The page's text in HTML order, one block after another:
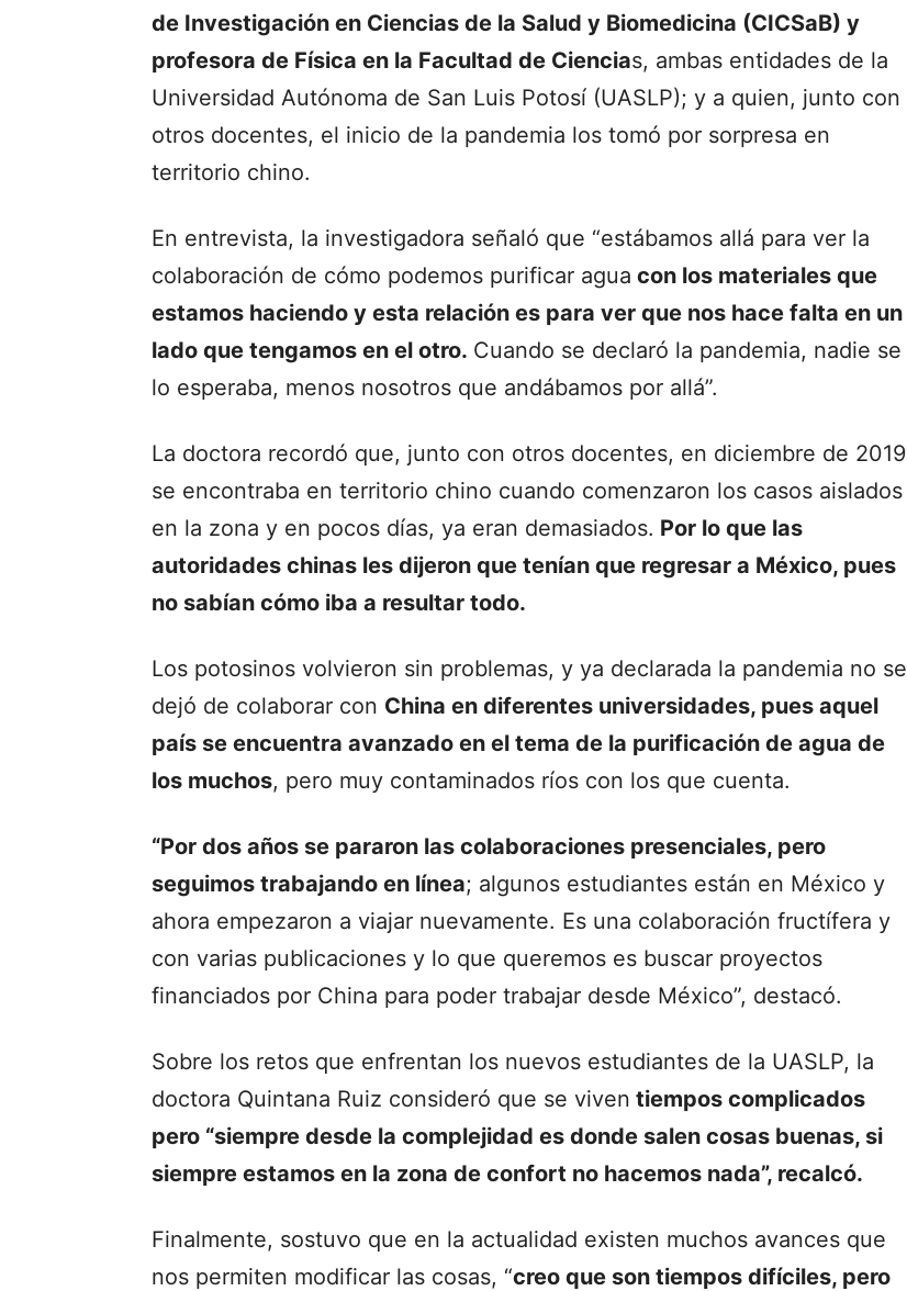
de Investigación en Ciencias de la Salud y Biomedicina (CICSaB) y
profesora de Física en la Facultad de Ciencias, ambas entidades de la
Universidad Autónoma de San Luis Potosí (UASLP); y a quien, junto con
otros docentes, el inicio de la pandemia los tomó por sorpresa en
territorio chino.
En entrevista, la investigadora señaló que “estábamos allá para ver la
colaboración de cómo podemos purificar agua con los materiales que
estamos haciendo y esta relación es para ver que nos hace falta en un
lado que tengamos en el otro. Cuando se declaró la pandemia, nadie se
lo esperaba, menos nosotros que andábamos por allá”.
La doctora recordó que, junto con otros docentes, en diciembre de 2019
se encontraba en territorio chino cuando comenzaron los casos aislados
en la zona y en pocos días, ya eran demasiados. Por lo que las
autoridades chinas les dijeron que tenían que regresar a México, pues
no sabían cómo iba a resultar todo.
Los potosinos volvieron sin problemas, y ya declarada la pandemia no se
dejó de colaborar con China en diferentes universidades, pues aquel
país se encuentra avanzado en el tema de la purificación de agua de
los muchos, pero muy contaminados ríos con los que cuenta.
“Por dos años se pararon las colaboraciones presenciales, pero
seguimos trabajando en línea; algunos estudiantes están en México y
ahora empezaron a viajar nuevamente. Es una colaboración fructífera y
con varias publicaciones y lo que queremos es buscar proyectos
financiados por China para poder trabajar desde México”, destacó.
Sobre los retos que enfrentan los nuevos estudiantes de la UASLP, la
doctora Quintana Ruiz consideró que se viven tiempos complicados
pero “siempre desde la complejidad es donde salen cosas buenas, si
siempre estamos en la zona de confort no hacemos nada”, recalcó.
Finalmente, sostuvo que en la actualidad existen muchos avances que
nos permiten modificar las cosas, “creo que son tiempos difíciles, pero